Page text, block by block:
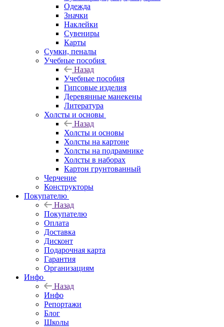
Одежда
Значки
Наклейки
Сувениры
Карты
Сумки, пеналы
Учебные пособия
Назад
Учебные пособия
Гипсовые изделия
Деревянные манекены
Литература
Холсты и основы
Назад
Холсты и основы
Холсты на картоне
Холсты на подрамнике
Холсты в наборах
Картон грунтованный
Черчение
Конструкторы
Покупателю
Назад
Покупателю
Оплата
Доставка
Дисконт
Подарочная карта
Гарантия
Организациям
Инфо
Назад
Инфо
Репортажи
Блог
Школы